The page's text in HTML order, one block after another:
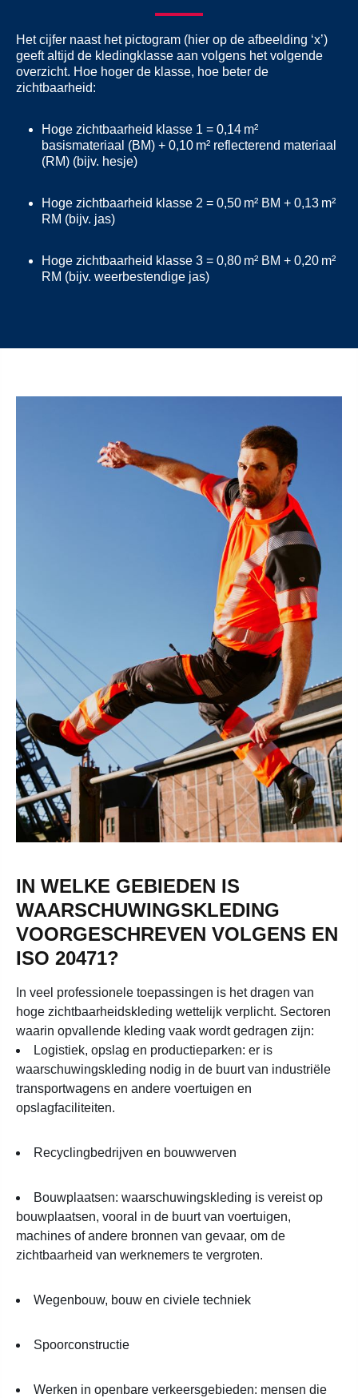
Het cijfer naast het pictogram (hier op de afbeelding ‘x’)
geeft altijd de kledingklasse aan volgens het volgende
overzicht. Hoe hoger de klasse, hoe beter de
zichtbaarheid:
Hoge zichtbaarheid klasse 1 = 0,14 m²
basismateriaal (BM) + 0,10 m² reflecterend materiaal
(RM) (bijv. hesje)
Hoge zichtbaarheid klasse 2 = 0,50 m² BM + 0,13 m²
RM (bijv. jas)
Hoge zichtbaarheid klasse 3 = 0,80 m² BM + 0,20 m²
RM (bijv. weerbestendige jas)
IN WELKE GEBIEDEN IS
WAARSCHUWINGSKLEDING
VOORGESCHREVEN VOLGENS EN
ISO 20471?
In veel professionele toepassingen is het dragen van
hoge zichtbaarheidskleding wettelijk verplicht. Sectoren
waarin opvallende kleding vaak wordt gedragen zijn:
Logistiek, opslag en productieparken: er is
waarschuwingskleding nodig in de buurt van industriële
transportwagens en andere voertuigen en
opslagfaciliteiten.
Recyclingbedrijven en bouwwerven
Bouwplaatsen: waarschuwingskleding is vereist op
bouwplaatsen, vooral in de buurt van voertuigen,
machines of andere bronnen van gevaar, om de
zichtbaarheid van werknemers te vergroten.
Wegenbouw, bouw en civiele techniek
Spoorconstructie
Werken in openbare verkeersgebieden: mensen die